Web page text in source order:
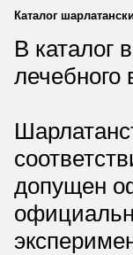
Каталог
В каталог
лечебного
допущен